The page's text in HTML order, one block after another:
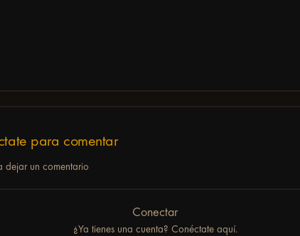
para comentar
dejar un comentario
Conectar
¿Ya tienes una cuenta? Conéctate aquí.